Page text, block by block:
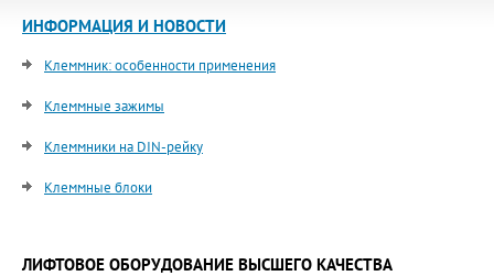
ИНФОРМАЦИЯ И НОВОСТИ
Клеммник: особенности применения
Клеммные зажимы
Клеммники на DIN-рейку
Клеммные блоки
ЛИФТОВОЕ ОБОРУДОВАНИЕ ВЫСШЕГО КАЧЕСТВА